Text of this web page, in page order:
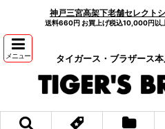
神戸三宮高架下老舗セレクト
送料660円 お買上げ税込10,000円以
メニュー タイガース・ブラザース